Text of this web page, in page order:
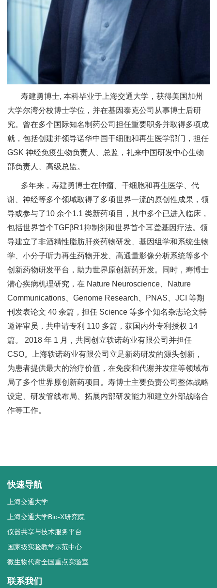
寿建勇博士, 本科毕业于上海交通大学，获得美国加州
大学尔湾分校博士学位，并在基因泰克公司从事博士后研
究。曾在多个国际知名制药公司担任重要职务并取得多项成
就，包括创建并领导诺华中国干细胞和再生医学部门，担任
GSK 神经免疫生物负责人、总监，礼来中国研发中心生物
部负责人、高级总监。
多年来，寿建勇博士在肿瘤、干细胞和再生医学、代
谢、神经等多个领域取得了多项世界一流的原创性成果，领
导或参与了10 余个1.1 类新药项目，其中多个已进入临床，
包括世界首个TGFβR1抑制剂和世界首个耳聋基因疗法。领
导建立了非酒精性脂肪肝炎药物研发、基因组学和系统生物
学、小分子听力再生药物开发、高通量影像分析系统等多个
创新药物研发平台，助力世界原创新药开发。同时，寿博士
潜心疾病机理研究，在 Nature Neuroscience、Nature
Communications、Genome Research、PNAS、JCI 等期
刊发表论文 40 余篇，担任 Science 等多个知名杂志论文特
邀评审员，共申请专利 110 多篇，获国内外专利授权 14
篇。 2018 年 1 月，共同创立轶诺药业有限公司并担任
CSO。上海轶诺药业有限公司立足新药研发的源头创新，
为患者提供最大的治疗价值，在免疫和代谢并发症等领域布
局了多个世界原创新药项目。寿博士主要负责公司整体战略
设定、研发管线布局、拓展内部研发能力和建立外部战略合
作等工作。
快速导航
上海交通大学
上海交通大学Bio-X研究院
仪器共享与技术服务平台
国家级实验教学示范中心
微生物代谢全国重点实验室
联系我们